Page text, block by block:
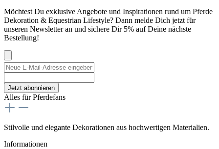
Möchtest Du exklusive Angebote und Inspirationen rund um Pferde
Dekoration & Equestrian Lifestyle? Dann melde Dich jetzt für
unseren Newsletter an und sichere Dir 5% auf Deine nächste
Bestellung!
Jetzt abonnieren
Alles für Pferdefans
Stilvolle und elegante Dekorationen aus hochwertigen Materialien.
Informationen